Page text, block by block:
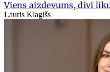
Viens aizdevums, divi
Lauris Klagišs